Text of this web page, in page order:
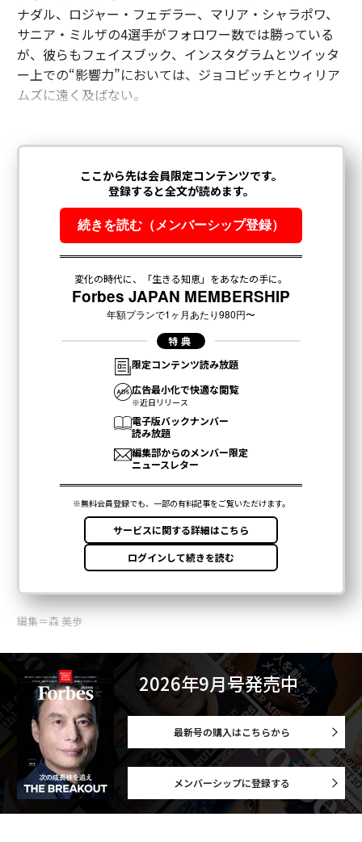
ナダル、ロジャー・フェデラー、マリア・シャラポワ、
サニア・ミルザの4選手がフォロワー数では勝っている
が、彼らもフェイスブック、インスタグラムとツイッタ
ー上での“影響力”においては、ジョコビッチとウィリア
ムズに遠く及ばない。
編集＝森 美歩
2026年9月号発売中
最新号の購入はこちらから
メンバーシップに登録する